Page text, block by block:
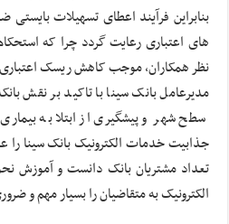
بنابراین فرآیند اعطای تسهیلات
های اعتباری رعایت گردد چرا که
نظر همکاران، موجب کاهش ریسک
مدیرعامل بانک سینا با تاکید بر نقش
سطح شهر و پیشگیری از ابتلا به
جذابیت خدمات الکترونیک بانک سینا را
تعداد مشتریان بانک دانست و آموزش
الکترونیک به متقاضیان را بسیار مهم و